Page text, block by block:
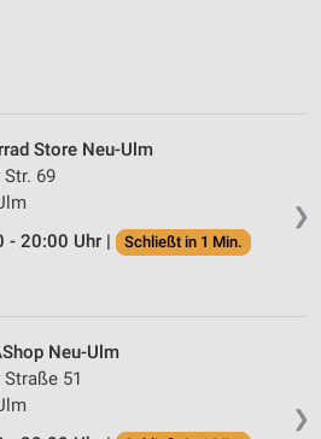
❯
Store Neu-Ulm
69
- 20:00 Uhr |
Schließt in 1 Min.
❯
Neu-Ulm
51